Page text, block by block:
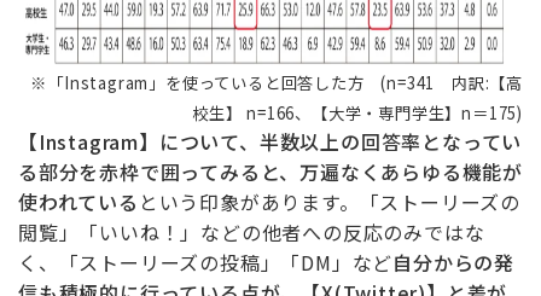
※「Instagram」を使っていると回答した方 (n=341 内訳:【高
校生】 n=166、【大学・専門学生】n ＝175)
【Instagram】について、半数以上の回答率となってい
る部分を赤枠で囲ってみると、万遍なくあらゆる機能が
使われている という印象があります。「ストーリーズの
閲覧」「いいね！」などの他者への反応のみではな
く、「ストーリーズの投稿」「DM」など自分からの発